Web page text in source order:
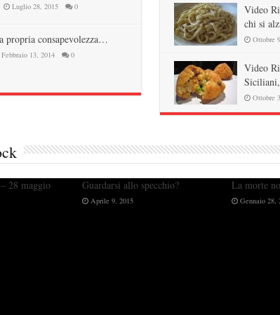
Luglio 28, 2015 0
propria consapevolezza…
Febbraio 13, 2014 0
Video
chi si
Ottobre
Video
Ottobre
specchio? La morte non è niente
Gennaio 28, 2015